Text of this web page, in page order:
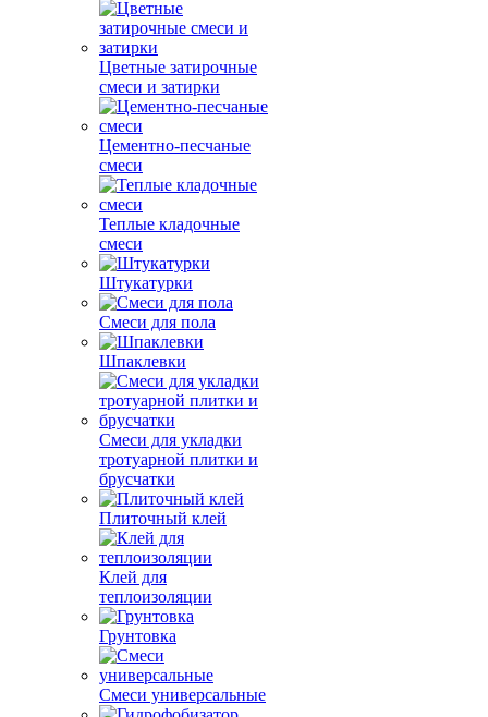
Цветные затирочные
смеси и затирки
Цементно-песчаные
смеси
Теплые кладочные
смеси
Штукатурки
Смеси для пола
Шпаклевки
Смеси для укладки
тротуарной плитки и
брусчатки
Плиточный клей
Клей для
теплоизоляции
Грунтовка
Смеси универсальные